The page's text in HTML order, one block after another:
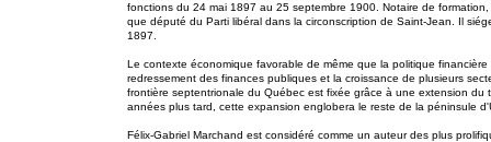
fonctions du 24 mai 1897 au 25 septembre 1900. Notaire de
que député du Parti libéral dans la circonscription de Saint-Jean. Il
1897.
Le contexte économique favorable de même que la politique
redressement des finances publiques et la croissance de plusieurs
frontière septentrionale du Québec est fixée grâce à une extension du
années plus tard, cette expansion englobera le reste de la péninsule
Félix-Gabriel Marchand est considéré comme un auteur des plus